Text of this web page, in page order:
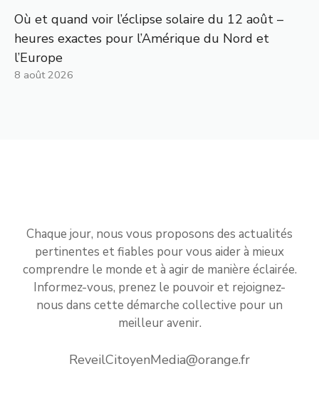
Où et quand voir l’éclipse solaire du 12 août –
heures exactes pour l’Amérique du Nord et
l’Europe
8 août 2026
Chaque jour, nous vous proposons des actualités
pertinentes et fiables pour vous aider à mieux
comprendre le monde et à agir de manière éclairée.
Informez-vous, prenez le pouvoir et rejoignez-
nous dans cette démarche collective pour un
meilleur avenir.
ReveilCitoyenMedia@orange.fr